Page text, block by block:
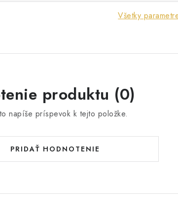
Všetky
produktu (0)
napíše príspevok k tejto položke.
PRIDAŤ HODNOTENIE